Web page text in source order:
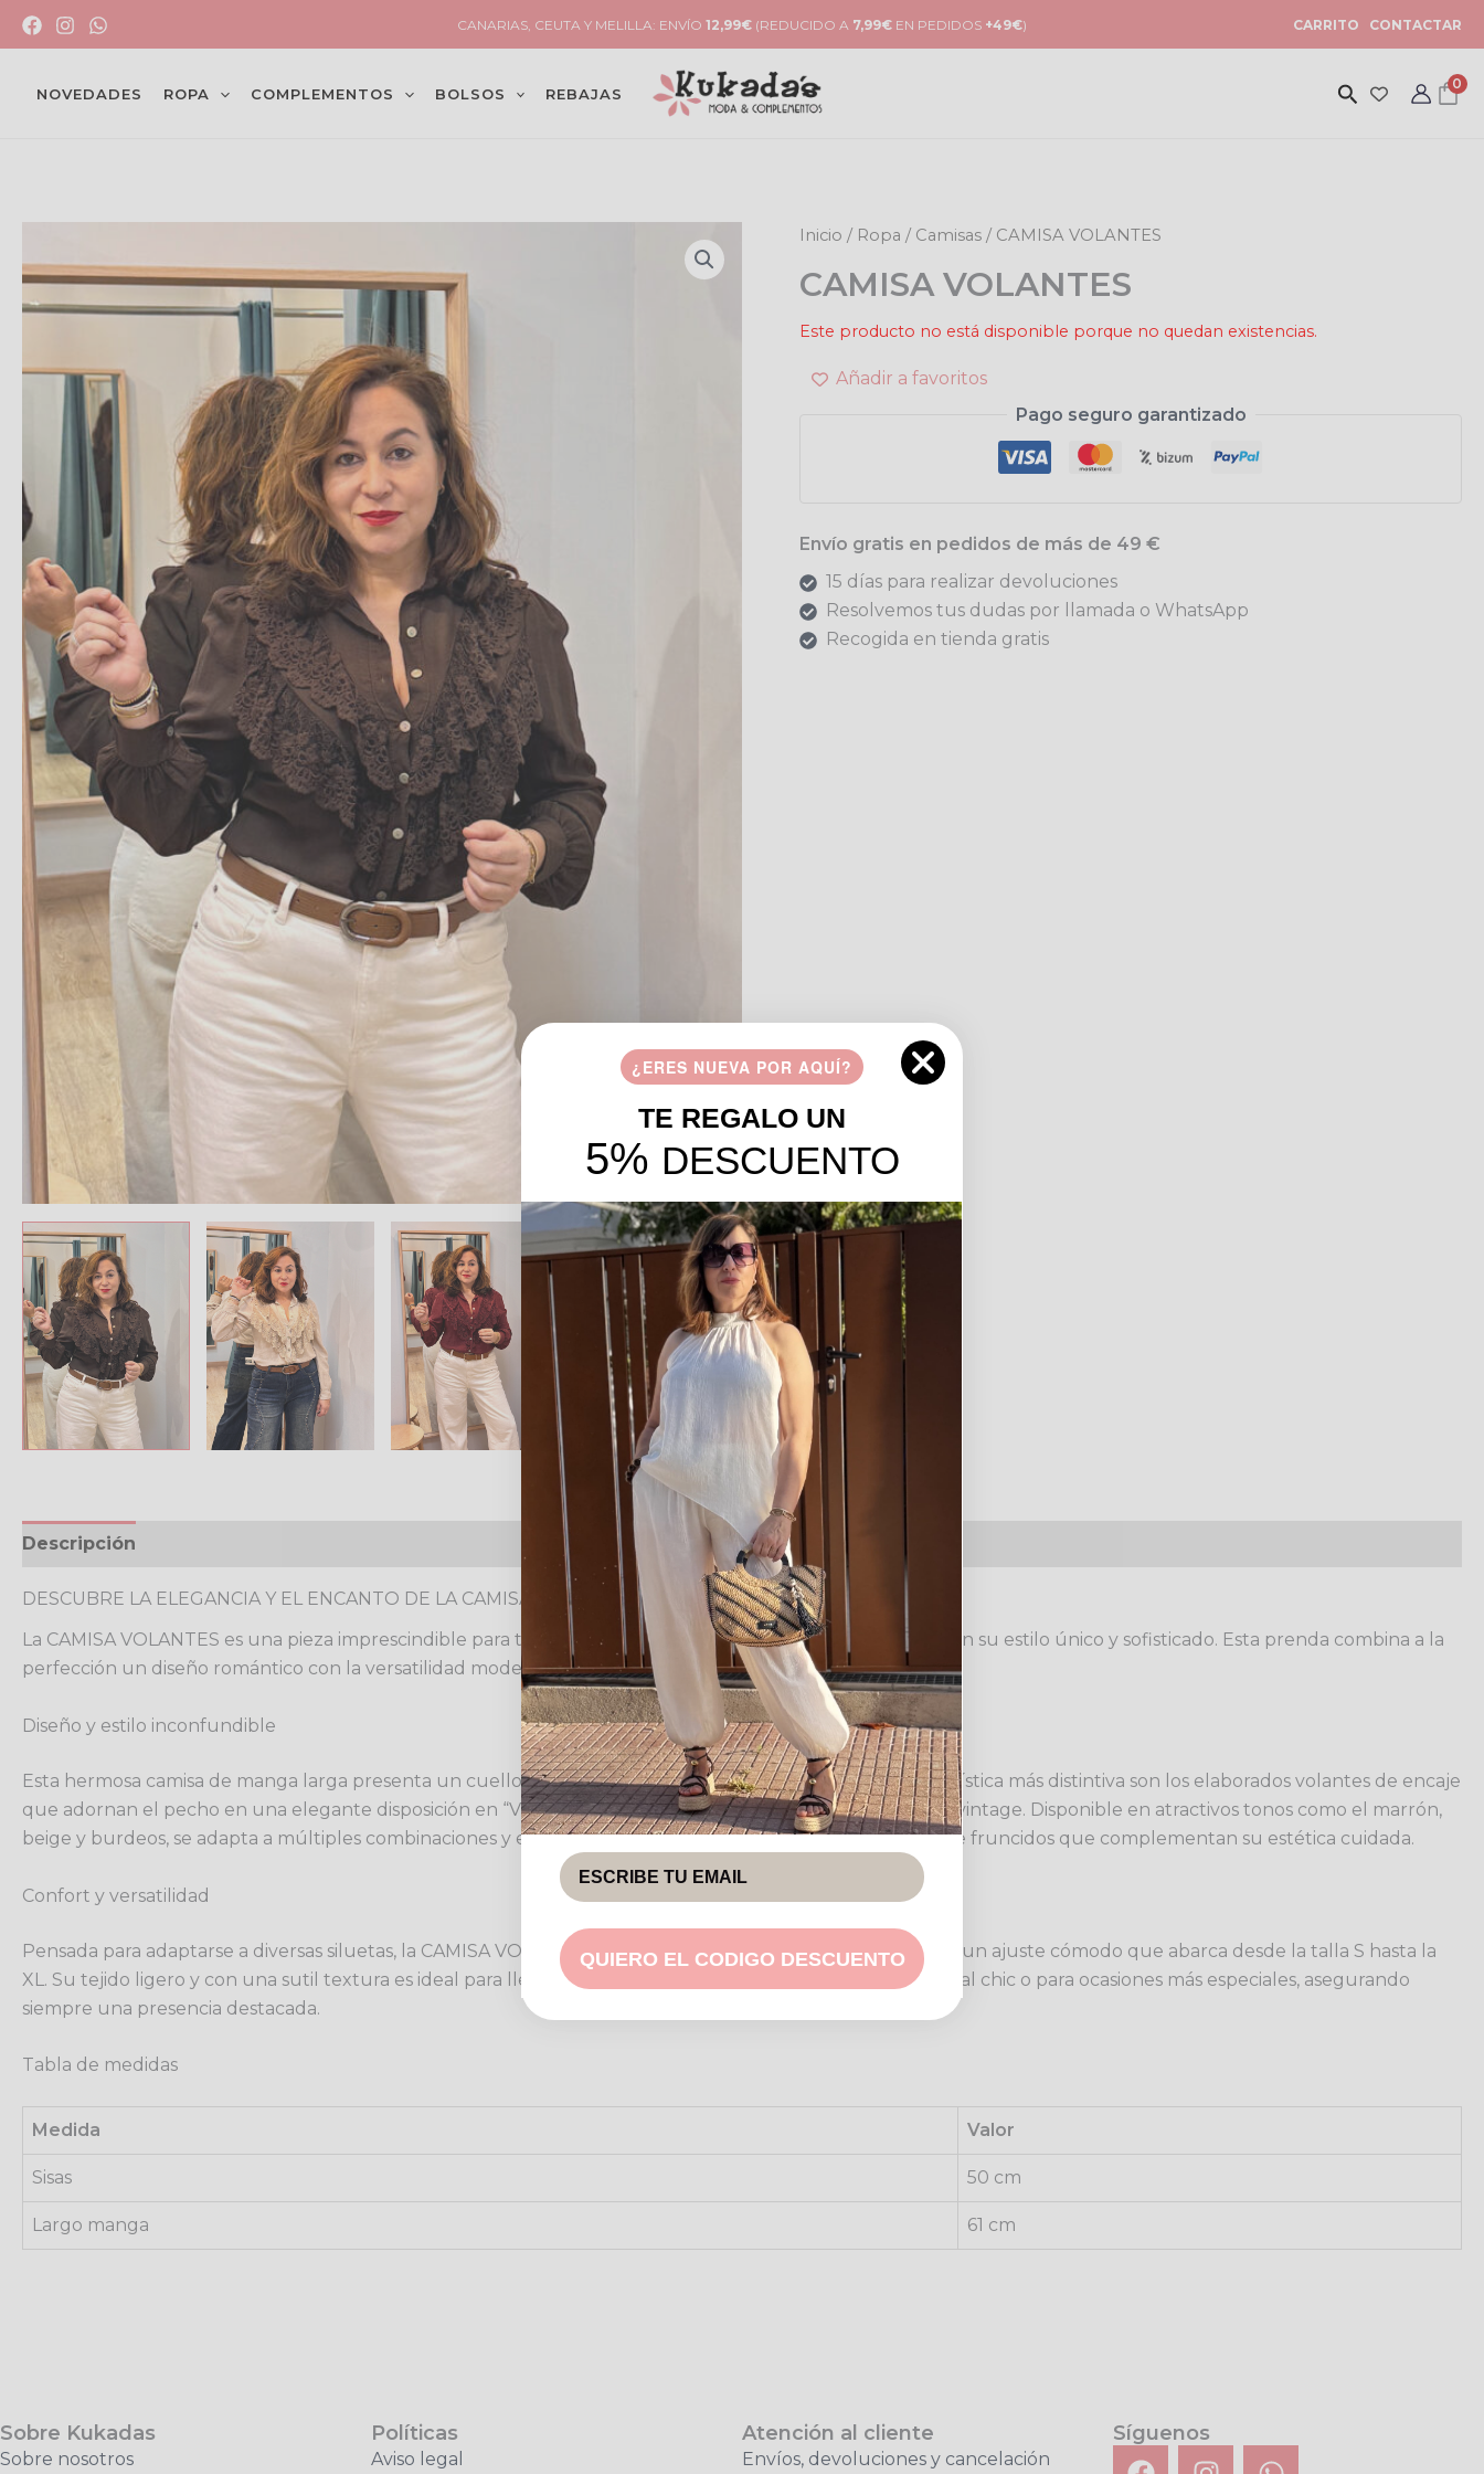
CANARIAS, CEUTA Y MELILLA: ENVÍO 12,99€ (REDUCIDO A 7,99€ EN PEDIDOS +49€) CARRITO CONTACTAR
NOVEDADES ROPA COMPLEMENTOS BOLSOS REBAJAS
0
Inicio / Ropa / Camisas / CAMISA VOLANTES
CAMISA VOLANTES
Este producto no está disponible porque no quedan existencias.
Añadir a favoritos
Pago seguro garantizado
Envío gratis en pedidos de más de 49 €
15 días para realizar devoluciones
Resolvemos tus dudas por llamada o WhatsApp
Recogida en tienda gratis
Descripción Política de devoluciones
DESCUBRE LA ELEGANCIA Y EL ENCANTO DE LA CAMISA VOLANTES
La CAMISA VOLANTES es una pieza imprescindible para tu guardarropa, diseñada para capturar miradas con su estilo único y sofisticado. Esta prenda combina a la
perfección un diseño romántico con la versatilidad moderna, ideal para realzar tu estilo personal.
Diseño y estilo inconfundible
Esta hermosa camisa de manga larga presenta un cuello clásico y un cierre frontal abotonado. Su característica más distintiva son los elaborados volantes de encaje
que adornan el pecho en una elegante disposición en “V”, aportando un toque de romanticismo y un aire vintage. Disponible en atractivos tonos como el marrón,
beige y burdeos, se adapta a múltiples combinaciones y estilos. Las mangas terminan en puños ligeramente fruncidos que complementan su estética cuidada.
Confort y versatilidad
Pensada para adaptarse a diversas siluetas, la CAMISA VOLANTES está disponible en talla única, ofreciendo un ajuste cómodo que abarca desde la talla S hasta la
XL. Su tejido ligero y con una sutil textura es ideal para llevar durante todo el año, ya sea para un look casual chic o para ocasiones más especiales, asegurando
siempre una presencia destacada.
Tabla de medidas
Medida Valor
Sisas 50 cm
Largo manga 61 cm
Sobre Kukadas
Sobre nosotros
Políticas
Aviso legal
Atención al cliente
Envíos, devoluciones y cancelación
Síguenos
F
I
W
¿ERES NUEVA POR AQUÍ?
TE REGALO UN
5% DESCUENTO
QUIERO EL CODIGO DESCUENTO